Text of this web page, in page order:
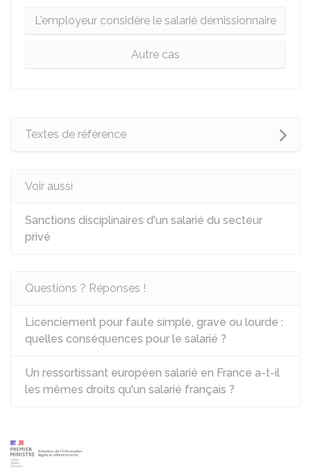
L'employeur considère le salarié démissionnaire
Autre cas
Textes de référence
Voir aussi
Sanctions disciplinaires d'un salarié du secteur
privé
Questions ? Réponses !
Licenciement pour faute simple, grave ou lourde :
quelles conséquences pour le salarié ?
Un ressortissant européen salarié en France a-t-il
les mêmes droits qu'un salarié français ?